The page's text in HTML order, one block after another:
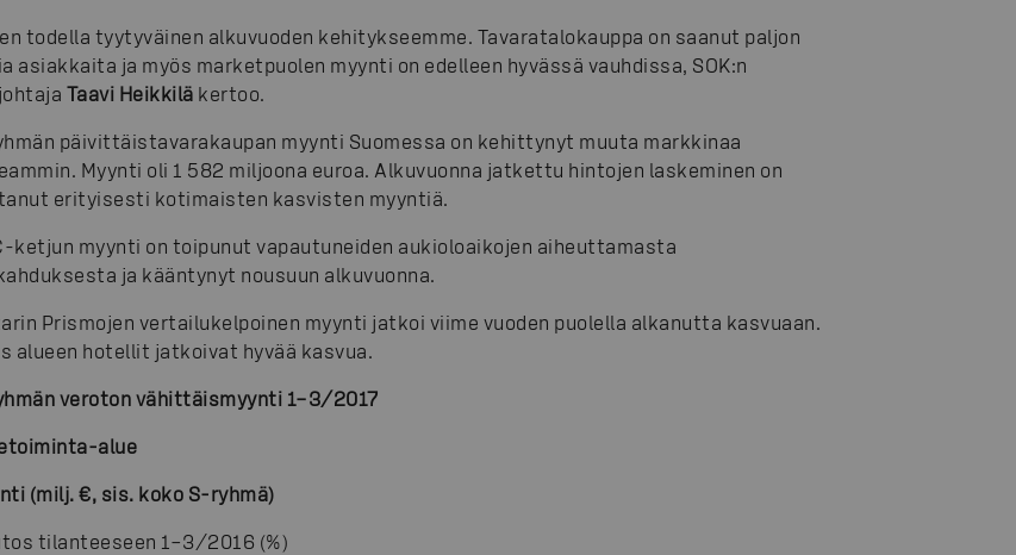
todella tyytyväinen alkuvuoden kehitykseemme. Tavaratalokauppa on saanut paljon
asiakkaita ja myös marketpuolen myynti on edelleen hyvässä vauhdissa, SOK:n
Taavi Heikkilä kertoo.
päivittäistavarakaupan myynti Suomessa on kehittynyt muuta markkinaa
Myynti oli 1 582 miljoona euroa. Alkuvuonna jatkettu hintojen laskeminen on
erityisesti kotimaisten kasvisten myyntiä.
ketjun myynti on toipunut vapautuneiden aukioloaikojen aiheuttamasta
ja kääntynyt nousuun alkuvuonna.
Prismojen vertailukelpoinen myynti jatkoi viime vuoden puolella alkanutta kasvuaan.
alueen hotellit jatkoivat hyvää kasvua.
veroton vähittäismyynti 1–3/2017
alue
(milj. €, sis. koko S-ryhmä)
tilanteeseen 1–3/2016 (%)